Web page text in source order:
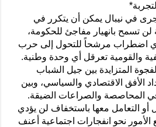
جرى في نيبال يمكن أن يتكرر في
لن تسمح بانهيار مفاجئ للحكومة،
اضطراب مرشحاً للتحول إلى حرب
والقومية تعرقل أي وحدة وطنية.
المتزايدة بين جيل الشباب
الأفق الاقتصادي والسياسي، وبين
في المحاصصة والصراعات الضيقة.
التعامل معها باستخفاف لن يؤدي
الأمور نحو انفجارات اجتماعية أعنف